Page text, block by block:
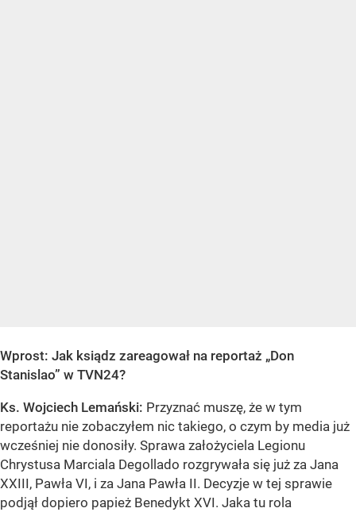
Wprost: Jak ksiądz zareagował na reportaż „Don
Stanislao” w TVN24?
Ks. Wojciech Lemański: Przyznać muszę, że w tym
reportażu nie zobaczyłem nic takiego, o czym by media już
wcześniej nie donosiły. Sprawa założyciela Legionu
Chrystusa Marciala Degollado rozgrywała się już za Jana
XXIII, Pawła VI, i za Jana Pawła II. Decyzje w tej sprawie
podjął dopiero papież Benedykt XVI. Jaka tu rola